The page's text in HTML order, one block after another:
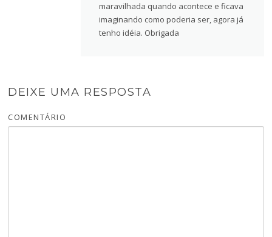
maravilhada quando acontece e ficava
imaginando como poderia ser, agora já
tenho idéia. Obrigada
DEIXE UMA RESPOSTA
COMENTÁRIO